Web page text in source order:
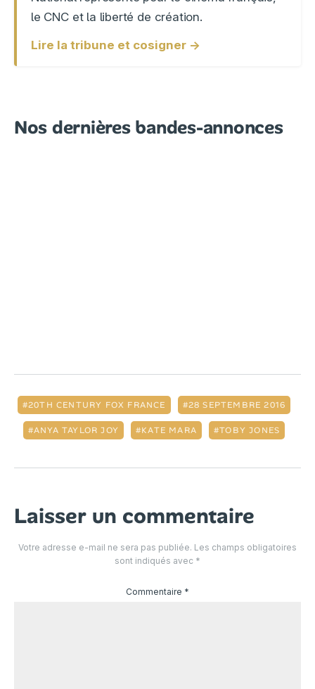
le CNC et la liberté de création.
Lire la tribune et cosigner →
Nos dernières bandes-annonces
20TH CENTURY FOX FRANCE 28 SEPTEMBRE 2016
ANYA TAYLOR JOY KATE MARA TOBY JONES
Laisser un commentaire
Votre adresse e-mail ne sera pas publiée. Les champs obligatoires
sont indiqués avec *
Commentaire *